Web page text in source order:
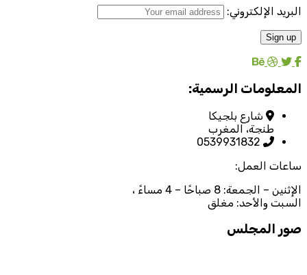
البريد الإلكتروني:
المعلومات الرسمية:
شارع بلجيكا
طنجة، المغرب
0539931832
ساعات العمل:
الإثنين – الجمعة: 8 صباحًا – 4 مساءً ،
السبت والأحد: مغلق
صور المجلس